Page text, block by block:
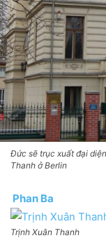
Đức sẽ trục xuất đại
Thanh ở Berlin
Phan Ba
Trịnh Xuân Thanh